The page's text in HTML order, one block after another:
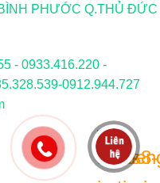
PHƯỚC Q.THỦ ĐỨC
- 0933.416.220 -
0912.944.727